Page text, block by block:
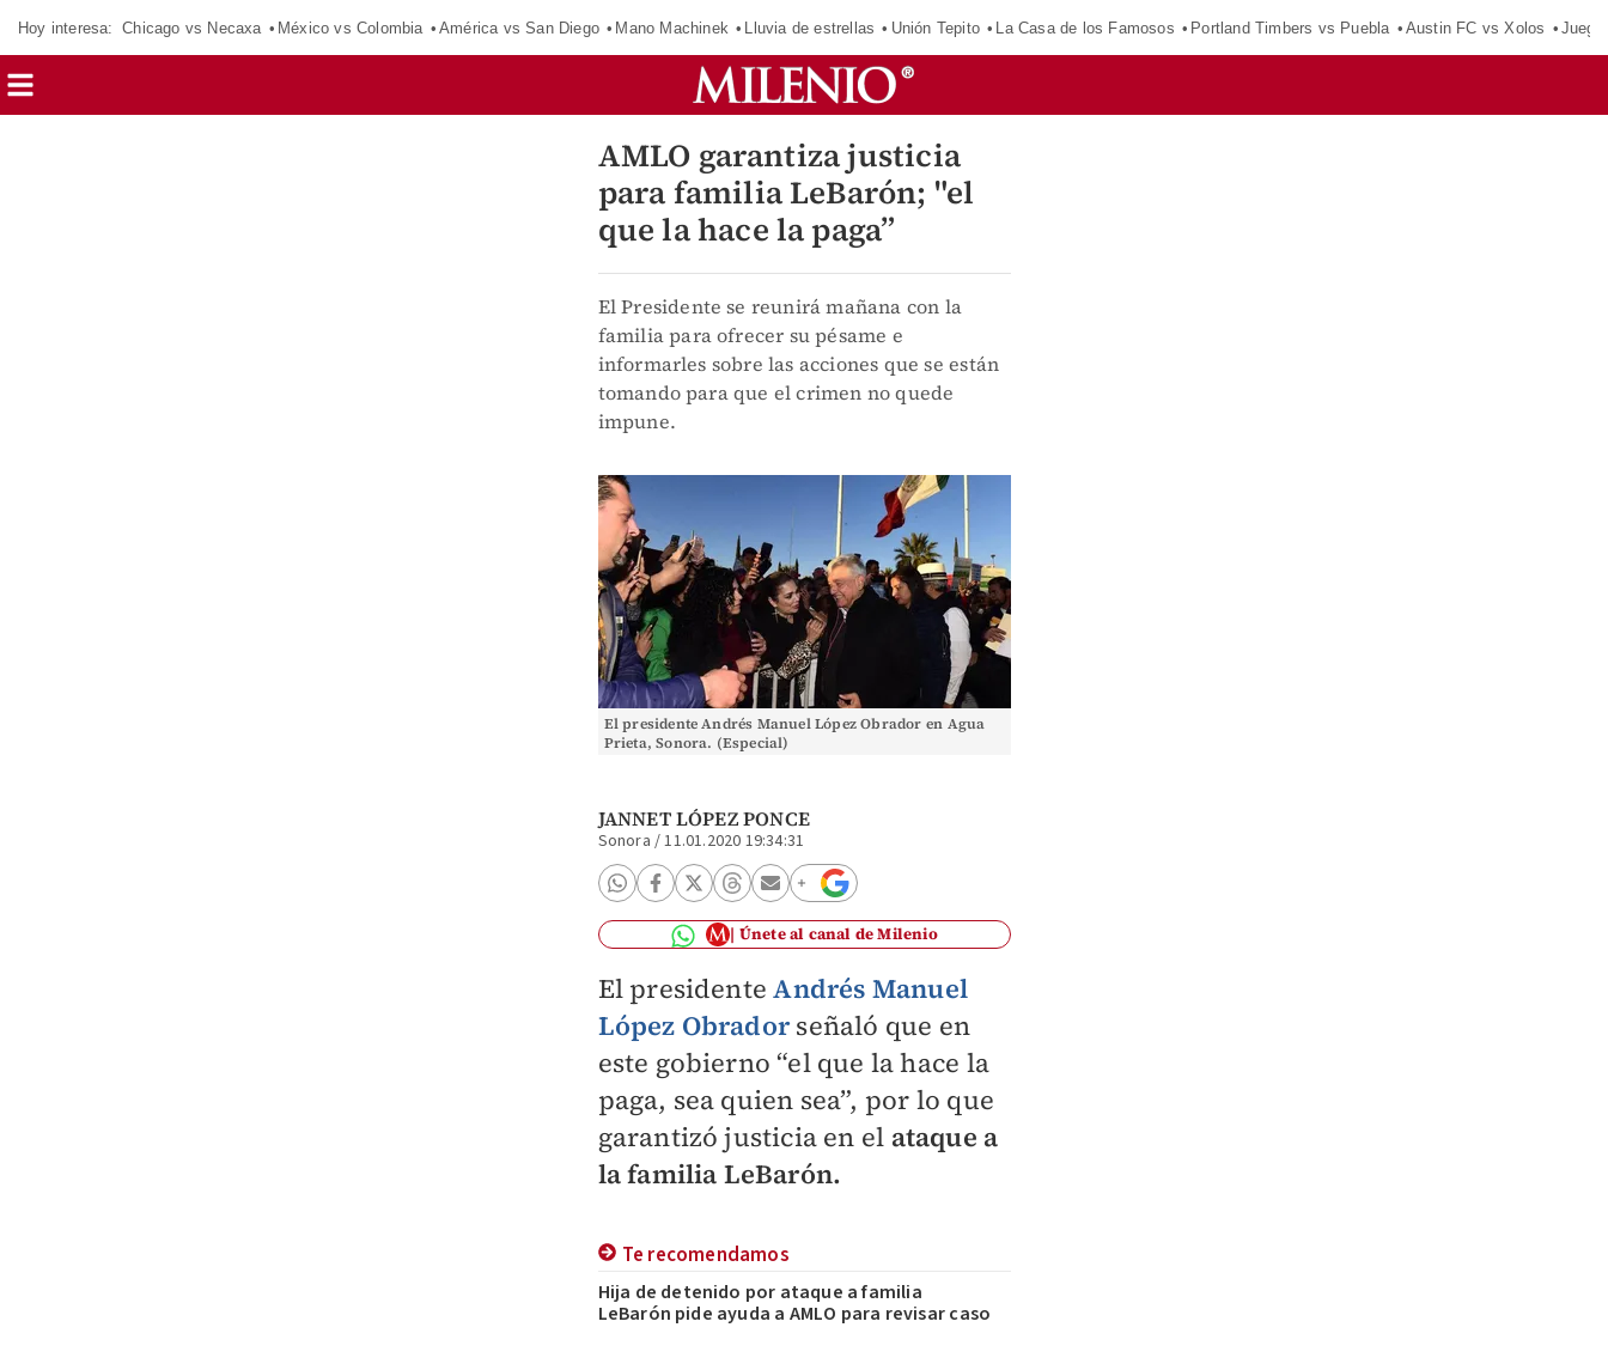
Hoy interesa: Chicago vs Necaxa México vs Colombia América vs San Diego Mano Machinek Lluvia de estrellas Unión Tepito La Casa de los Famosos Portland Timbers vs Puebla Austin FC vs Xolos
AMLO garantiza justicia
para familia LeBarón; "el
que la hace la paga”
El Presidente se reunirá mañana con la
familia para ofrecer su pésame e
informarles sobre las acciones que se están
tomando para que el crimen no quede
impune.
El presidente Andrés Manuel López Obrador en Agua
Prieta, Sonora. (Especial)
JANNET LÓPEZ PONCE
Sonora /11.01.2020 19:34:31
Únete al canal de Milenio
El presidenteAndrés Manuel
López Obradorseñaló que en
este gobierno “el que la hace la
paga, sea quien sea”, por lo que
garantizó justicia en el ataque a
la familia LeBarón.
Te recomendamos
Hija de detenido por ataque a familia
LeBarón pide ayuda a AMLO para revisar caso